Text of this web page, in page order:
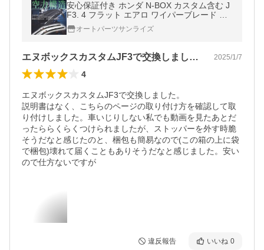
安心保証付き ホンダ N-BOX カスタム含む J
F3. 4 フラット エアロ ワイパーブレード U
字フック 475mm 425mm 2本 グラファイト
加工オートパーツサンライズ
エヌボックスカスタムJF3で交換しまし… 2025/1/7
4
エヌボックスカスタムJF3で交換しました。
説明書はなく、こちらのページの取り付け方を確認して取
り付けしました。車いじりしない私でも動画を見たあとだ
ったららくらくつけられましたが、ストッパーを外す時脆
そうだなと感じたのと、梱包も簡易なので(この箱の上に袋
で梱包)壊れて届くこともありそうだなと感じました。安い
ので仕方ないですが
違反報告 いいね 0